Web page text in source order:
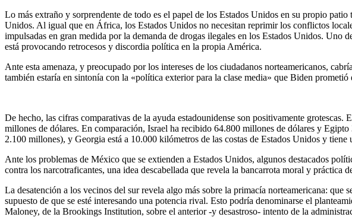
Lo más extraño y sorprendente de todo es el papel de los Estados Unidos en su propio
Unidos. Al igual que en África, los Estados Unidos no necesitan reprimir los conflictos
impulsadas en gran medida por la demanda de drogas ilegales en los Estados Unidos. Uno
está provocando retrocesos y discordia política en la propia América.
Ante esta amenaza, y preocupado por los intereses de los ciudadanos norteamericanos,
también estaría en sintonía con la «política exterior para la clase media» que Biden prometió
De hecho, las cifras comparativas de la ayuda estadounidense son positivamente
millones de dólares. En comparación, Israel ha recibido 64.800 millones de dólares y
2.100 millones), y Georgia está a 10.000 kilómetros de las costas de Estados Unidos y
Ante los problemas de México que se extienden a Estados Unidos, algunos destacados
contra los narcotraficantes, una idea descabellada que revela la bancarrota moral y práctica
La desatención a los vecinos del sur revela algo más sobre la primacía norteamericana:
supuesto de que se esté interesando una potencia rival. Esto podría denominarse el
Maloney, de la Brookings Institution, sobre el anterior -y desastroso- intento de la